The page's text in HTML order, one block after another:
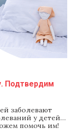
Подтвердим
заболевают
у детей
помочь им!